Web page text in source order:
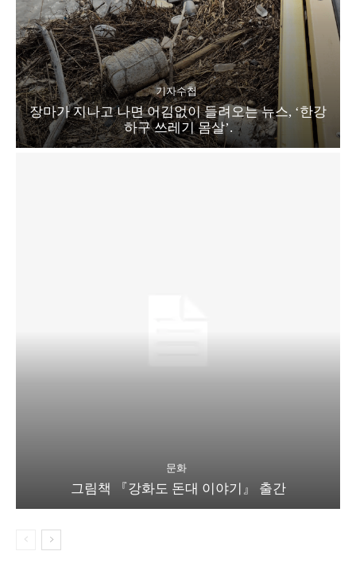
기자수첩
장마가 지나고 나면 어김없이 들려오는 뉴스, ‘한강
하구 쓰레기 몸살’.
문화
그림책 『강화도 돈대 이야기』 출간